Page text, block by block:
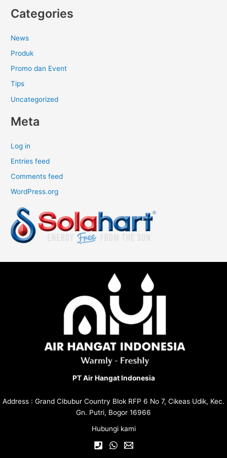
Categories
News
Produk
Promo dan Event
Tips
Uncategorized
Meta
Log in
Entries feed
Comments feed
WordPress.org
PT Air Hangat Indonesia
Address : Grand Cibubur Country Blok RFP 6 No 7, Cikeas Udik, Kec.
Gn. Putri, Bogor 16966
Hubungi kami